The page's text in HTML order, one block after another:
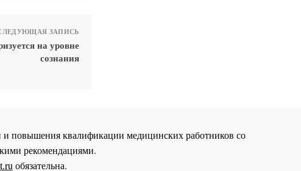
ЗАПИСЬ
на уровне
сознания
и повышения квалификации медицинских работников со
рекомендациями.
обязательна.